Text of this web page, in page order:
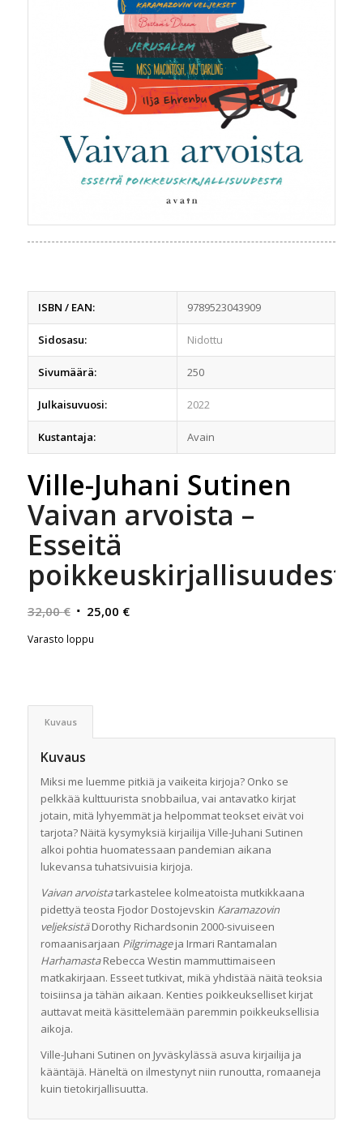
ISBN / EAN: 9789523043909
Sidosasu: Nidottu
Sivumäärä: 250
Julkaisuvuosi: 2022
Kustantaja: Avain
Ville-Juhani Sutinen
Vaivan arvoista –
Esseitä
poikkeuskirjallisuudesta
32,00€ Alkuperäinen
oli:
25,00 €Nykyinen
Varasto loppu
Kuvaus
Kuvaus
Miksi me luemme pitkiä ja vaikeita kirjoja? Onko se
pelkkää kulttuurista snobbailua, vai antavatko kirjat
jotain, mitä lyhyemmät ja helpommat teokset eivät voi
tarjota? Näitä kysymyksiä kirjailija Ville-Juhani Sutinen
alkoi pohtia huomatessaan pandemian aikana
lukevansa tuhatsivuisia kirjoja.
Vaivan arvoistatarkastelee kolmeatoista mutkikkaana
pidettyä teosta Fjodor Dostojevskin Karamazovin
veljeksistäDorothy Richardsonin 2000-sivuiseen
romaanisarjaan Pilgrimageja Irmari Rantamalan
HarhamastaRebecca Westin mammuttimaiseen
matkakirjaan. Esseet tutkivat, mikä yhdistää näitä teoksia
toisiinsa ja tähän aikaan. Kenties poikkeukselliset kirjat
auttavat meitä käsittelemään paremmin poikkeuksellisia
aikoja.
Ville-Juhani Sutinen on Jyväskylässä asuva kirjailija ja
kääntäjä. Häneltä on ilmestynyt niin runoutta, romaaneja
kuin tietokirjallisuutta.